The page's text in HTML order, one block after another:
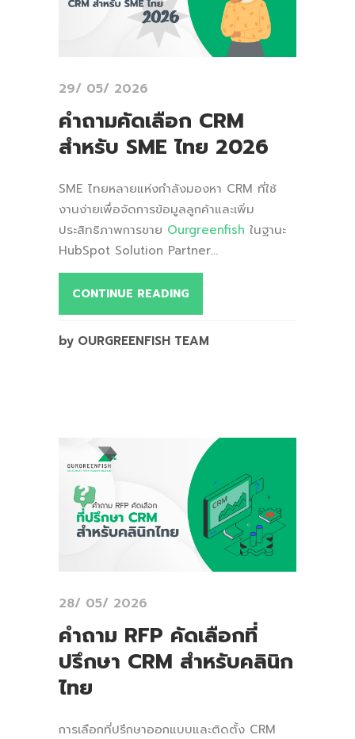
29/ 05/ 2026
คำถามคัดเลือก CRM
สำหรับ SME ไทย 2026
SME ไทยหลายแห่งกำลังมองหา CRM ที่ใช้
งานง่ายเพื่อจัดการข้อมูลลูกค้าและเพิ่ม
ประสิทธิภาพการขาย Ourgreenfish ในฐานะ
HubSpot Solution Partner...
CONTINUE READING
by OURGREENFISH TEAM
28/ 05/ 2026
คำถาม RFP คัดเลือกที่
ปรึกษา CRM สำหรับคลินิก
ไทย
การเลือกที่ปรึกษาออกแบบและติดตั้ง CRM